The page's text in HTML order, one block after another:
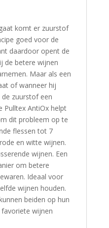
komt er zuurstof
goed voor de
daardoor opent de
de betere wijnen
Maar als een
of wanneer hij
zuurstof een
Pulltex AntiOx helpt
dit probleem op te
flessen tot 7
en witte wijnen.
wijnen. Een
om betere
Ideaal voor
wijnen houden.
beiden op hun
wijnen